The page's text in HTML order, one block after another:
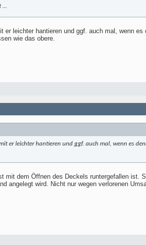
...
er leichter hantieren und ggf. auch mal, wenn
wie das obere.
er leichter hantieren und ggf. auch mal, wenn es
dem Öffnen des Deckels runtergefallen ist.
angelegt wird. Nicht nur wegen verlorenen